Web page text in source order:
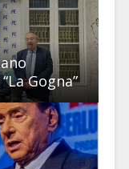
Gogna”